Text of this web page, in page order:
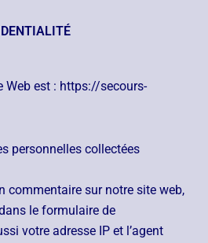
Web est : https://secours-
personnelles collectées
commentaire sur notre site web,
le formulaire de
votre adresse IP et l’agent